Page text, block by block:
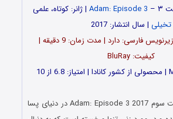
–
Adam: Episode 3 | ژانر: کوتاه، علمی
تخیلی | سال انتشار: 2017
زبان: انگلیسی | زیرنویس فارسی: دارد | مدت‌ زمان: 9 دقیقه |
کیفیت: BluRay
انیمیشن آدام: قسمت سوم Adam: Episode 3 2017 در دنیای پسا